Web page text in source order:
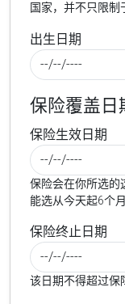
国家，并不只限制
出生日期
保险覆盖日
保险生效日期
保险会在你所选的
能选从今天起6个
保险终止日期
该日期不得超过保